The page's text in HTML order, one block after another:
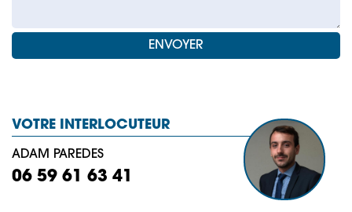
VOTRE INTERLOCUTEUR
ADAM PAREDES
06 59 61 63 41